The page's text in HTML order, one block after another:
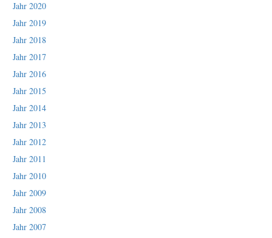
Jahr 2020
Jahr 2019
Jahr 2018
Jahr 2017
Jahr 2016
Jahr 2015
Jahr 2014
Jahr 2013
Jahr 2012
Jahr 2011
Jahr 2010
Jahr 2009
Jahr 2008
Jahr 2007